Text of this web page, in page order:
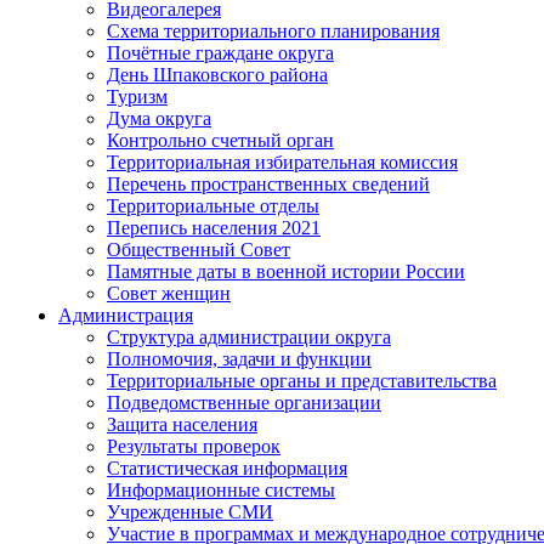
Видеогалерея
Схема территориального планирования
Почётные граждане округа
День Шпаковского района
Туризм
Дума округа
Контрольно счетный орган
Территориальная избирательная комиссия
Перечень пространственных сведений
Территориальные отделы
Перепись населения 2021
Общественный Совет
Памятные даты в военной истории России
Совет женщин
Администрация
Структура администрации округа
Полномочия, задачи и функции
Территориальные органы и представительства
Подведомственные организации
Защита населения
Результаты проверок
Статистическая информация
Информационные системы
Учрежденные СМИ
Участие в программах и международное